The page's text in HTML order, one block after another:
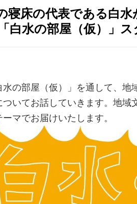
寝床の代表である白
白水の部屋（仮）」ス
の部屋（仮）」を通して、地
いてお話していきます。地域
マでお届けいたします。